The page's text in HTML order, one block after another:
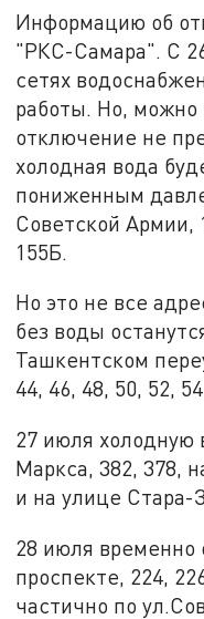
Информацию об
"РКС-Самара". С
сетях
работы. Но, можно
отключение не
холодная вода
пониженным
Советской Армии,
155Б.
Но это не все
без воды
Ташкентском
44, 46, 48, 50, 52,
27 июля холодную
Маркса, 382, 378,
и на улице Стара-
28 июля
проспекте, 224,
частично по